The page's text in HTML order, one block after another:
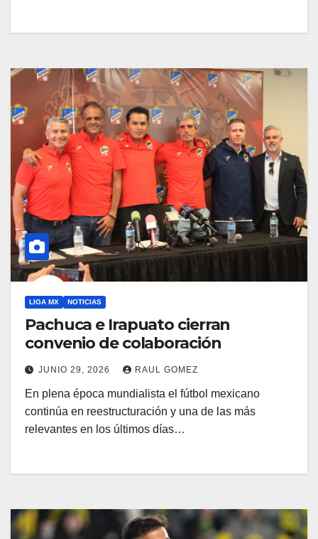
LIGA MX NOTICIAS
Pachuca e Irapuato cierran
convenio de colaboración
JUNIO 29, 2026 RAUL GOMEZ
En plena época mundialista el fútbol mexicano
continúa en reestructuración y una de las más
relevantes en los últimos días…